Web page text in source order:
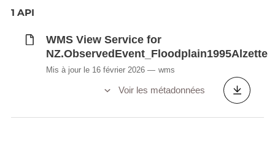
1 API
WMS View Service for
NZ.ObservedEvent_Floodplain1995Alzette
Mis à jour le 16 février 2026 wms
Voir les métadonnées